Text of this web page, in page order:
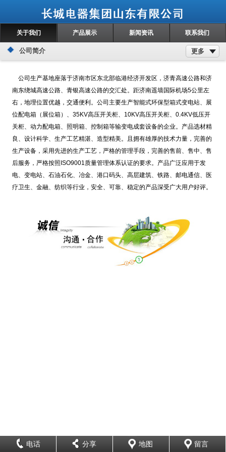
关于我们 产品展示 新闻资讯 联系我们
公司简介 更多
公司生产基地座落于济南市区东北部临港经济开发区，济青高速公路和济
南东绕城高速公路、青银高速公路的交汇处。距济南遥墙国际机场5公里左
右，地理位置优越，交通便利。公司主要生产智能式环保型箱式变电站、展
位配电箱（展位箱）、35KV高压开关柜、10KV高压开关柜、0.4KV低压开
关柜、动力配电箱、照明箱、控制箱等输变电成套设备的企业。产品选材精
良、设计科学、生产工艺精湛、造型精美。且拥有雄厚的技术力量，完善的
生产设备，采用先进的生产工艺，严格的管理手段，完善的售前、售中、售
后服务，严格按照ISO9001质量管理体系认证的要求。产品广泛应用于发
电、变电站、石油石化、冶金、港口码头、高层建筑、铁路、邮电通信、医
疗卫生、金融、纺织等行业，安全、可靠、稳定的产品深受广大用户好评。
电话 分享 地图 留言